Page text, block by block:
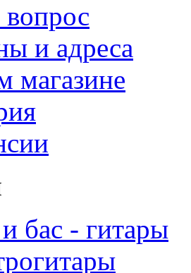
вопрос
и адреса
магазине
бас - гитары